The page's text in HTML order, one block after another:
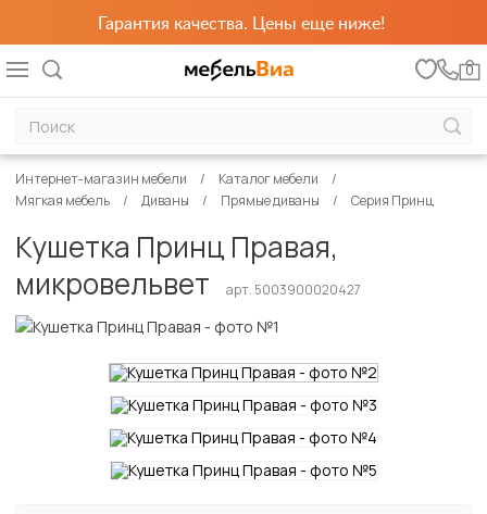
Гарантия качества. Цены еще ниже!
0
Интернет-магазин мебели
Каталог мебели
Мягкая мебель
Диваны Прямые диваны Серия Принц
Кушетка Принц Правая,
микровельвет
арт. 5003900020427